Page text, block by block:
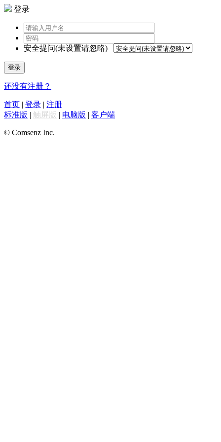
登录
安全提问(未设置请忽略)
登录
还没有注册？
首页 | 登录 | 注册
标准版 | 触屏版 | 电脑版 | 客户端
© Comsenz Inc.